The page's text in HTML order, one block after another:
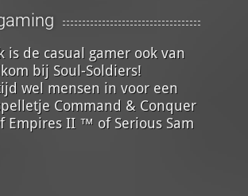
is de casual gamer ook van
bij Soul-Soldiers!
wel mensen in voor een
Command & Conquer
Empires II ™ of Serious Sam